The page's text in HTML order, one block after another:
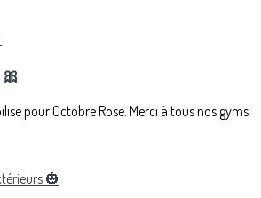
pour Octobre Rose. Merci à tous nos gyms